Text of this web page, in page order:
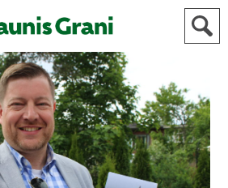
STADEN
AKTUELLT
IDROTT
KULTUR
HISTORIA